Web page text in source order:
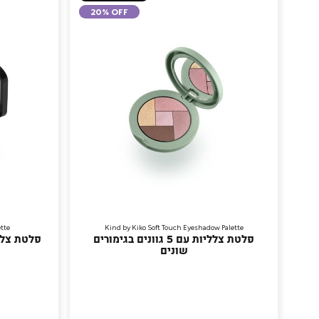
20% OFF
Kind by Kiko Soft Touch Eyeshadow Palette
פלטת צלליות עם 5 גוונים בגימורים
שונים
פלטת